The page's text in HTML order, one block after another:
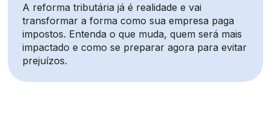
A reforma tributária já é realidade e vai
transformar a forma como sua empresa paga
impostos. Entenda o que muda, quem será mais
impactado e como se preparar agora para evitar
prejuízos.